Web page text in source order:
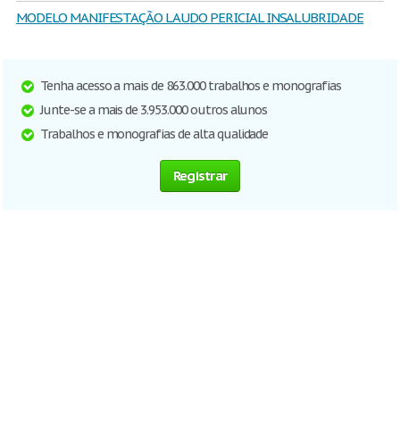
MODELO MANIFESTAÇÃO LAUDO PERICIAL INSALUBRIDADE
Tenha acesso a mais de 863.000 trabalhos e monografias
Junte-se a mais de 3.953.000 outros alunos
Trabalhos e monografias de alta qualidade
Registrar